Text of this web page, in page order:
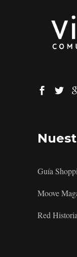
Guía
Moove
Red Historia